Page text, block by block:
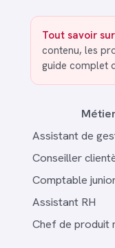
Tout savoir
contenu, les
guide complet
Assistant de
Conseiller
Comptable
Assistant RH
Chef de produit